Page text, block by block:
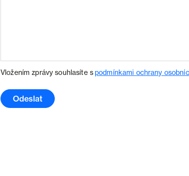
Vložením zprávy souhlasíte spodmínkami ochrany
Odeslat